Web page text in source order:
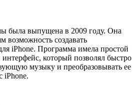
была выпущена в 2009 году. Она
возможность создавать
iPhone. Программа имела простой
который позволял быстро
музыку и преобразовывать ее
iPhone.